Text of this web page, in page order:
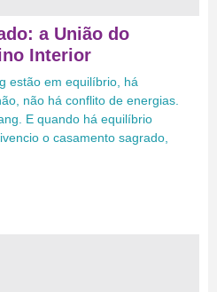
a União do
Interior
estão em equilíbrio, há
não há conflito de energias.
E quando há equilíbrio
o casamento sagrado,